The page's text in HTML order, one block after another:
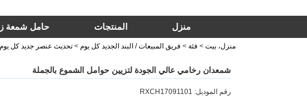
منزل المنتجات حامل شمعة
منزل، بيت > فئة > فريق المبيعات / البند الجديد كل يوم > تحديث عنصر جديد كل يوم
شمعدان رخامي عالي الجودة لتزيين حوامل الشموع بالجملة
رقم الموديل: RXCH17091101